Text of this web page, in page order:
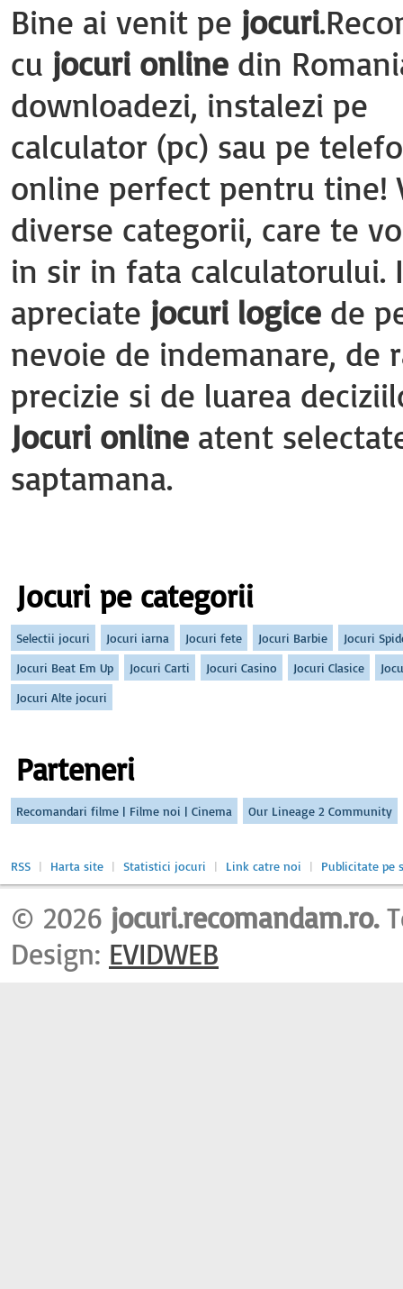
Bine ai venit pe jocuri
cu jocuri online din
downloadezi, instalezi pe
calculator (pc) sau pe
online perfect pentru tine!
diverse categorii, care te
in sir in fata
apreciate jocuri logice de
nevoie de indemanare, de
precizie si de luarea
Jocuri online atent
saptamana.
Jocuri pe categorii
Selectii jocuri Jocuri iarna Jocuri fete Jocuri Barbie
Jocuri
Jocuri Beat Em Up
Jocuri Carti Jocuri Casino Jocuri Clasice
Jocuri Alte jocuri
Parteneri
Recomandari filme | Filme noi | Cinema Our Lineage 2 Community
RSS | Harta site | Statistici jocuri | Link catre noi | Publicitate pe
© 2026 jocuri.recomandam.ro.
Design: EVIDWEB